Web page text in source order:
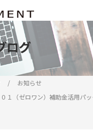
ログ
ログ
お知らせ
０１（ゼロワン）補助金活用パ